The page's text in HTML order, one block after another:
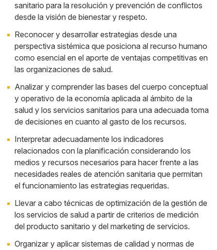
sanitario para la resolución y prevención de conflictos
desde la visión de bienestar y respeto.
Reconocer y desarrollar estrategias desde una
perspectiva sistémica que posiciona al recurso humano
como esencial en el aporte de ventajas competitivas en
las organizaciones de salud.
Analizar y comprender las bases del cuerpo conceptual
y operativo de la economía aplicada al ámbito de la
salud y los servicios sanitarios para una adecuada toma
de decisiones en cuanto al gasto de los recursos.
Interpretar adecuadamente los indicadores
relacionados con la planificación considerando los
medios y recursos necesarios para hacer frente a las
necesidades reales de atención sanitaria que permitan
el funcionamiento las estrategias requeridas.
Llevar a cabo técnicas de optimización de la gestión de
los servicios de salud a partir de criterios de medición
del producto sanitario y del marketing de servicios.
Organizar y aplicar sistemas de calidad y normas de